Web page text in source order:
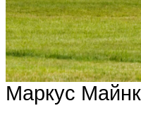
Маркус